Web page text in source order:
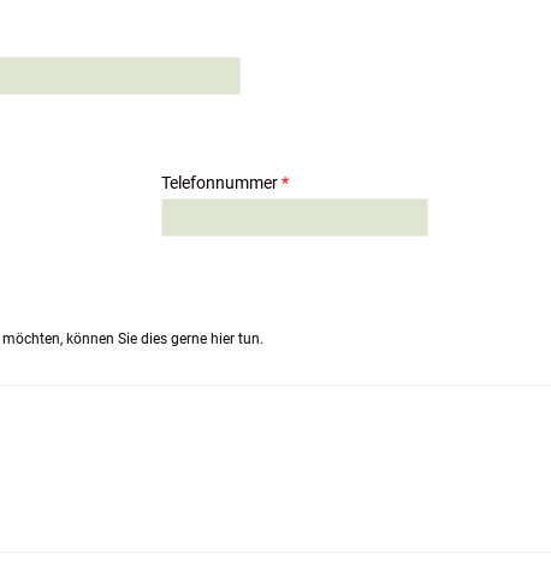
Telefonnummer*
können Sie dies gerne hier tun.